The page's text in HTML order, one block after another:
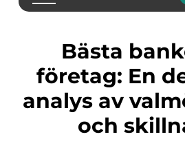
Bästa banken för
företag: En
analys av
och